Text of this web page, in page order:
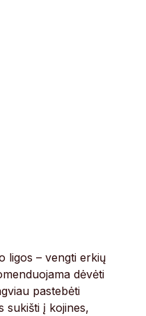
ligos – vengti erkių
dėvėti
pastebėti
sukišti į kojines,